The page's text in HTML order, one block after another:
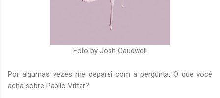
Foto by Josh Caudwell
Por algumas vezes me deparei com a pergunta: O que você
acha sobre Pabllo Vittar?